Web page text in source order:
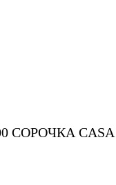
СОРОЧКА